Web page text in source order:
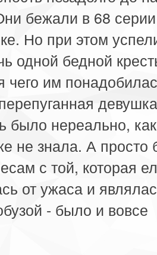
бежали в 68
Но при этом
одной бедной
чего им
было нереально,
не знала. А просто
с той, которая
от ужаса и
- было и вовсе